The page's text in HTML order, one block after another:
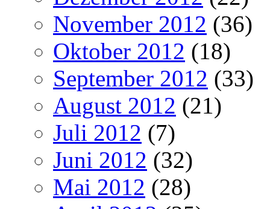
November 2012 (36)
Oktober 2012 (18)
September 2012 (33)
August 2012 (21)
Juli 2012 (7)
Juni 2012 (32)
Mai 2012 (28)